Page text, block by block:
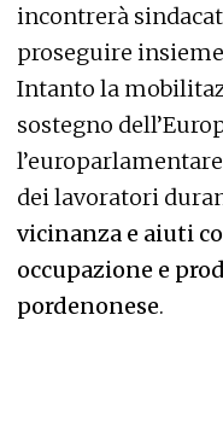
incontrerà
proseguire
Intanto la
sostegno
dei lavoratori
vicinanza e aiuti
occupazione e
pordenonese.